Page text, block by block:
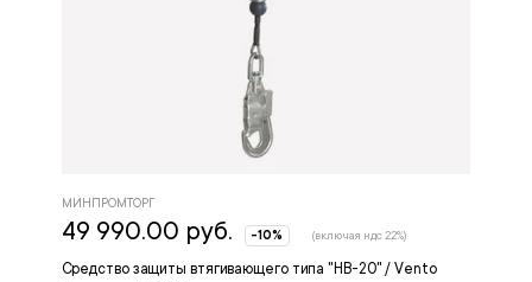
Средство защиты втягивающего типа "НВ-20" / Vento
МИНПРОМТОРГ
49 990.00 руб. -10% (включая ндс 22%)